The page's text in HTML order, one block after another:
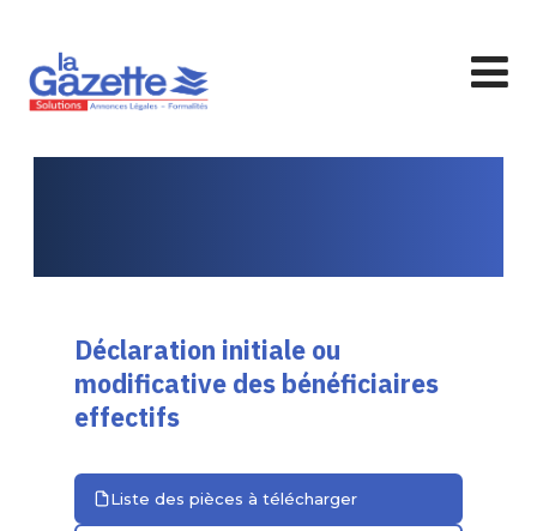
Déclaration initiale ou
modificative des bénéficiaires
effectifs
Liste des pièces à télécharger